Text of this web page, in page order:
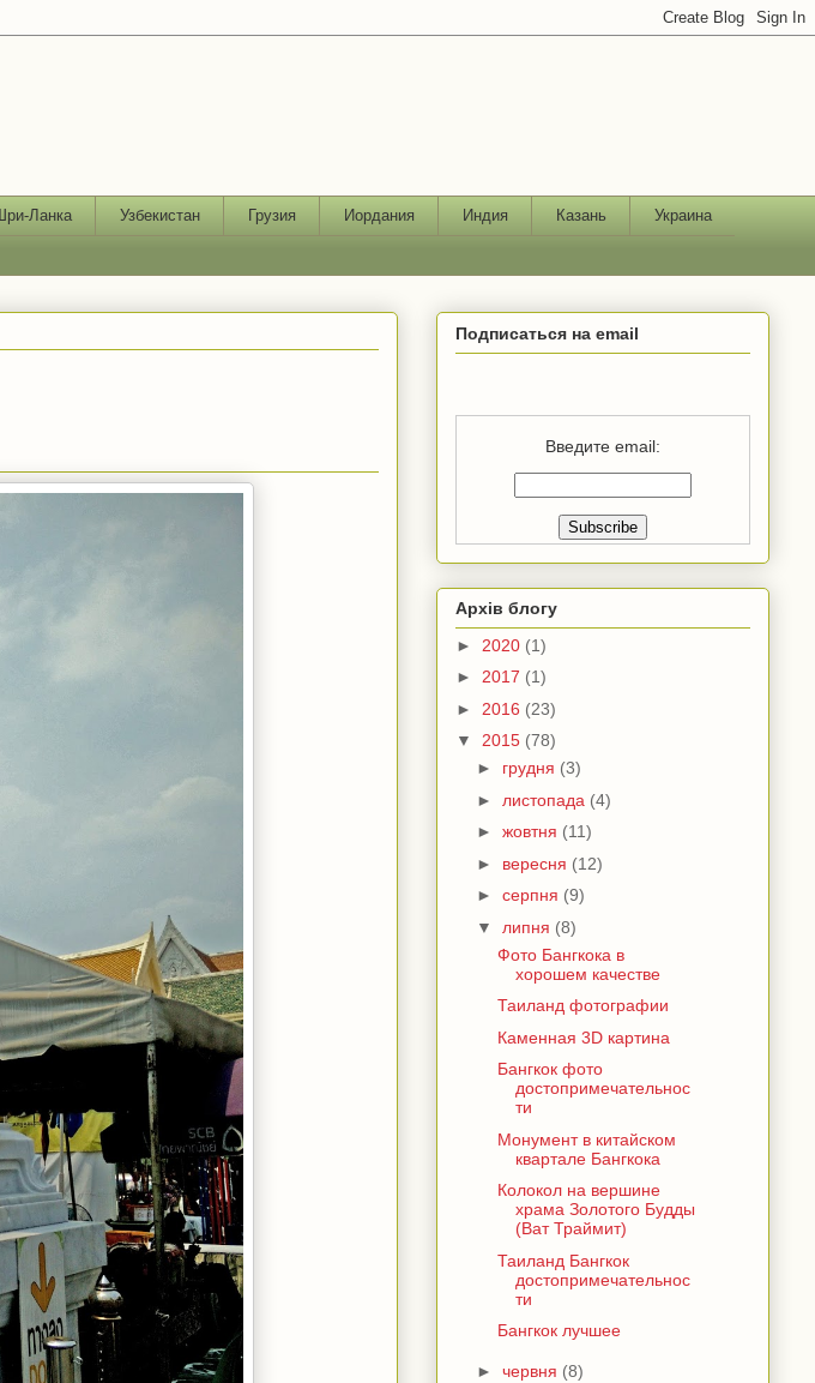
Шри-Ланка Узбекистан Грузия Иордания Индия Казань Украина
Подписаться на email
Введите email:
Архів блогу
► 2020 (1)
► 2017 (1)
► 2016 (23)
▼ 2015 (78)
► грудня (3)
► листопада (4)
► жовтня (11)
► вересня (12)
► серпня (9)
▼ липня (8)
Фото Бангкока в
хорошем качестве
Таиланд фотографии
Каменная 3D картина
Бангкок фото
достопримечательнос
ти
Монумент в китайском
квартале Бангкока
Колокол на вершине
храма Золотого Будды
(Ват Траймит)
Таиланд Бангкок
достопримечательнос
ти
Бангкок лучшее
► червня (8)